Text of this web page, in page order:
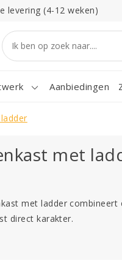
levering (4-12 weken)
Aanbiedingen
met
met ladder
direct karakter.